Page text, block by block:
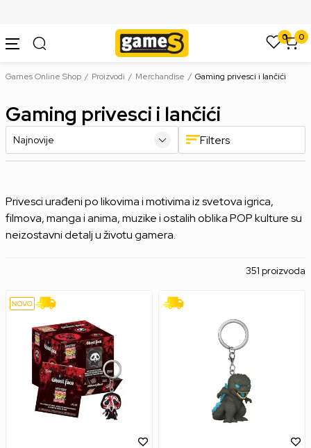
0 0
Games Online Shop Proizvodi Merchandise Gaming privesci i lančići
Gaming privesci i lančići
Filters
Privesci urađeni po likovima i motivima iz svetova igrica,
filmova, manga i anima, muzike i ostalih oblika POP kulture su
neizostavni detalj u životu gamera.
351 proizvoda